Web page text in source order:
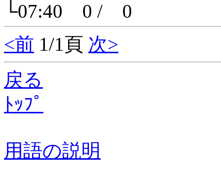
└07:40 0 / 0
<前 1/1頁 次>
戻る
ﾄｯﾌﾟ
用語の説明